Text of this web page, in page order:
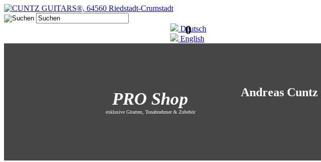
0
Deutsch
English
PRO Shop
exklusive Gitarren, Tonabnehmer & Zubehör
Andreas Cuntz